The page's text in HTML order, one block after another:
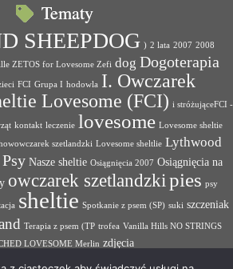
Tematy
SHEEPDOG ) 2 lata 2007 2008
ZETOS for Lovesome Zefi dog Dogoterapia
FCI Grupa I hodowla I. Owczarek
Lovesome (FCI) i stróżująceFCI -
kontakt leczenie lovesome Lovesome sheltie
szetlandzki Lovesome sheltlie Lythwood
Nasze sheltie Osiągnięcia 2007 Osiągnięcia na
owczarek szetlandzkipies psy
sheltie Spotkanie z psem (SP) suki szczeniak
Terapia z psem (TP trofea Vanilla Hills NO STRINGS
LOVESOME Merlin zdjęcia